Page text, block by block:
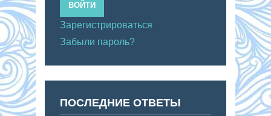
ВОЙТИ
Зарегистрироваться
Забыли пароль?
ПОСЛЕДНИЕ ОТВЕТЫ